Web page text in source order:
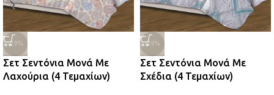
-29%
Σετ Σεντόνια Μονά Με
Λαχούρια (4 Τεμαχίων)
-29%
Σετ Σεντόνια Μονά Με
Σχέδια (4 Τεμαχίων)